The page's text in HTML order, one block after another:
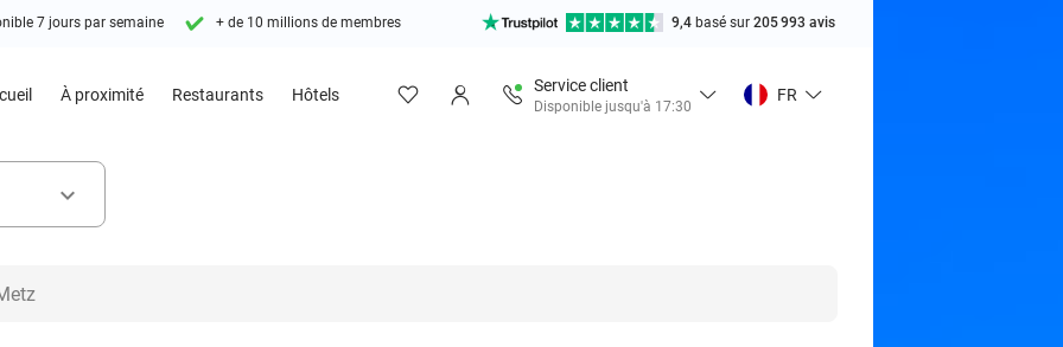
7 jours par semaine + de 10 millions de membres 9,4 basé sur 205 993 avis
À proximité Restaurants Hôtels
Service client
Disponible jusqu'à 17:30
FR
keyboard_arrow_down